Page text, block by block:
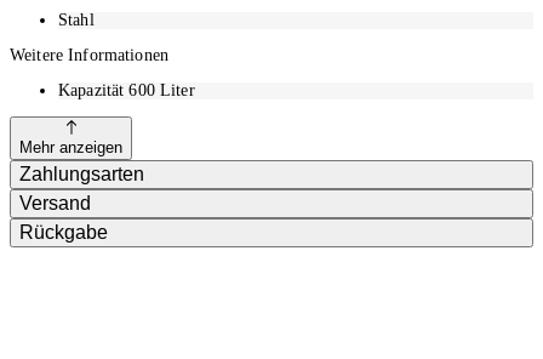
Stahl
Weitere Informationen
Kapazität 600 Liter
Mehr anzeigen
Zahlungsarten
Versand
Rückgabe